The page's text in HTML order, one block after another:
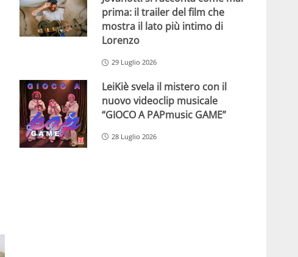
prima: il trailer del film che
mostra il lato più intimo di
Lorenzo
29 Luglio 2026
LeiKiè svela il mistero con il
nuovo videoclip musicale
“GIOCO A PAPmusic GAME”
28 Luglio 2026